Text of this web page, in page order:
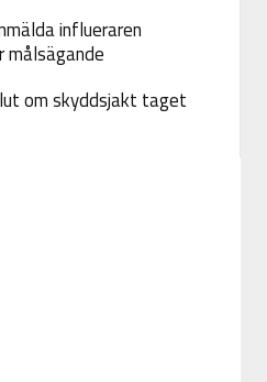
influeraren
målsägande
om skyddsjakt taget